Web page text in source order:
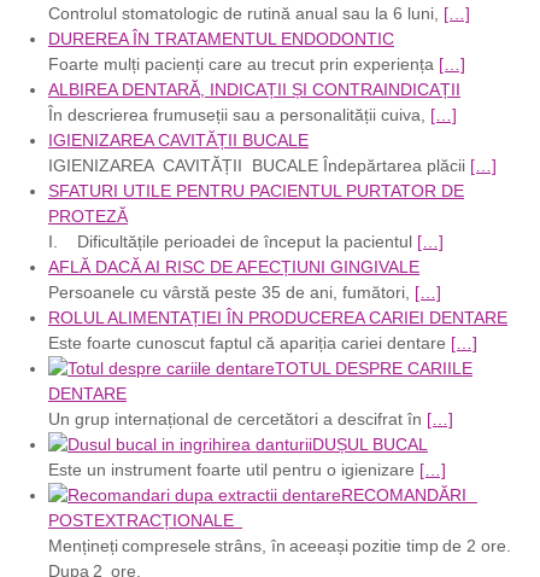
Controlul stomatologic de rutină anual sau la 6 luni, […]
DUREREA ÎN TRATAMENTUL ENDODONTIC
Foarte mulți pacienți care au trecut prin experiența […]
ALBIREA DENTARĂ, INDICAȚII ȘI CONTRAINDICAȚII
În descrierea frumuseții sau a personalității cuiva, […]
IGIENIZAREA CAVITĂȚII BUCALE
IGIENIZAREA CAVITĂȚII BUCALE Îndepărtarea plăcii […]
SFATURI UTILE PENTRU PACIENTUL PURTATOR DE
PROTEZĂ
I. Dificultățile perioadei de început la pacientul […]
AFLĂ DACĂ AI RISC DE AFECȚIUNI GINGIVALE
Persoanele cu vârstă peste 35 de ani, fumători, […]
ROLUL ALIMENTAȚIEI ÎN PRODUCEREA CARIEI DENTARE
Este foarte cunoscut faptul că apariția cariei dentare […]
TOTUL DESPRE CARIILE
DENTARE
Un grup internațional de cercetători a descifrat în […]
DUȘUL BUCAL
Este un instrument foarte util pentru o igienizare […]
RECOMANDĂRI
POSTEXTRACȚIONALE
Mențineți compresele strâns, în aceeași pozitie timp de 2 ore.
Dupa 2 ore,